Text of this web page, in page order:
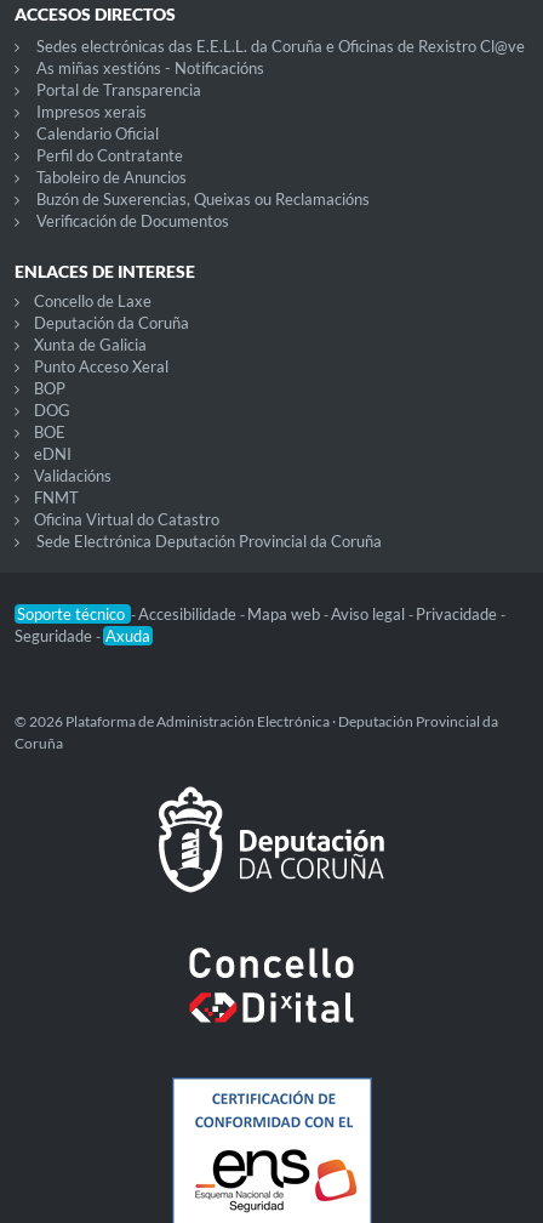
ACCESOS DIRECTOS
Sedes electrónicas das E.E.L.L. da Coruña e Oficinas de Rexistro Cl@ve
As miñas xestións - Notificacións
Portal de Transparencia
Impresos xerais
Calendario Oficial
Perfil do Contratante
Taboleiro de Anuncios
Buzón de Suxerencias, Queixas ou Reclamacións
Verificación de Documentos
ENLACES DE INTERESE
Concello de Laxe
Deputación da Coruña
Xunta de Galicia
Punto Acceso Xeral
BOP
DOG
BOE
eDNI
Validacións
FNMT
Oficina Virtual do Catastro
Sede Electrónica Deputación Provincial da Coruña
Soporte técnico -Accesibilidade - Mapa web -Aviso legal - Privacidade -
Seguridade - Axuda
© 2026 Plataforma de Administración Electrónica · Deputación Provincial da
Coruña